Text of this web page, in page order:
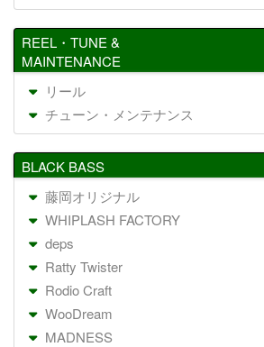
REEL・TUNE &
MAINTENANCE
リール
チューン・メンテナンス
BLACK BASS
藤岡オリジナル
WHIPLASH FACTORY
deps
Ratty Twister
Rodio Craft
WooDream
MADNESS